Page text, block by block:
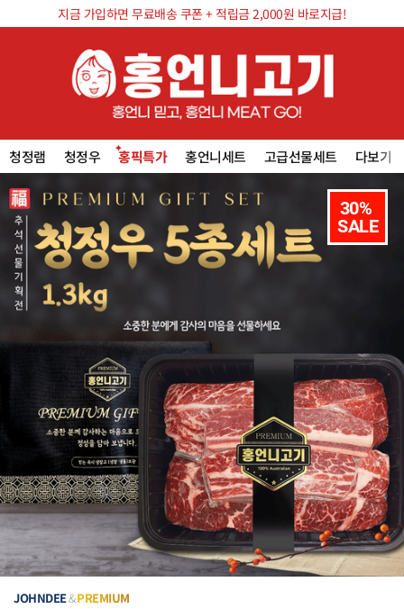
지금 가입하면 무료배송 쿠폰 + 적립금 2,000원 바로지급!
청정램 청정우 홍픽특가 홍언니세트 고급선물세트 다보기
30%
SALE
JOHNDEE&PREMIUM